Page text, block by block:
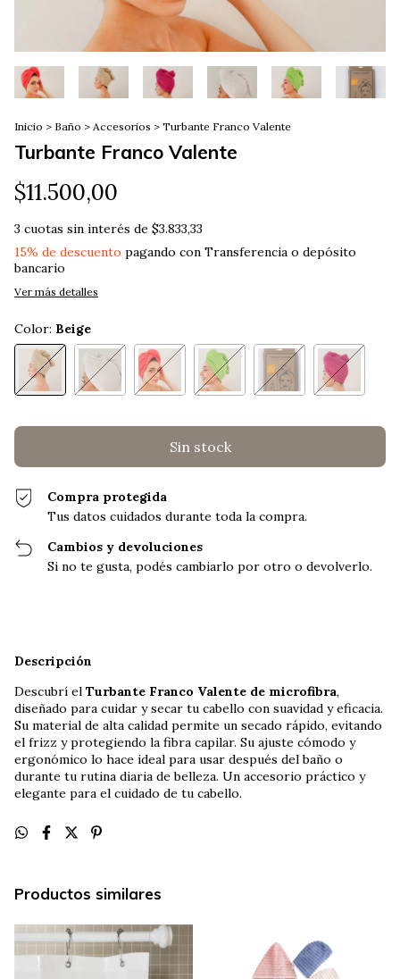
Inicio > Baño > Accesorios > Turbante Franco Valente
Turbante Franco Valente
$11.500,00
3 cuotas sin interés de $3.833,33
15% de descuento pagando con Transferencia o depósito
bancario
Ver más detalles
Color: Beige
Compra protegida
Tus datos cuidados durante toda la compra.
Cambios y devoluciones
Si no te gusta, podés cambiarlo por otro o devolverlo.
Descripción
Descubrí el Turbante Franco Valente de microfibra,
diseñado para cuidar y secar tu cabello con suavidad y eficacia.
Su material de alta calidad permite un secado rápido, evitando
el frizz y protegiendo la fibra capilar. Su ajuste cómodo y
ergonómico lo hace ideal para usar después del baño o
durante tu rutina diaria de belleza. Un accesorio práctico y
elegante para el cuidado de tu cabello.
Productos similares